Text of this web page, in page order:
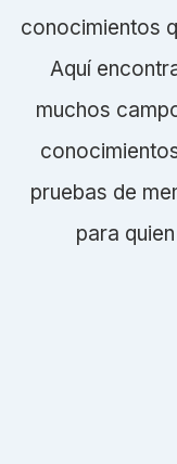
conocimientos
Aquí
muchos
pruebas de
para